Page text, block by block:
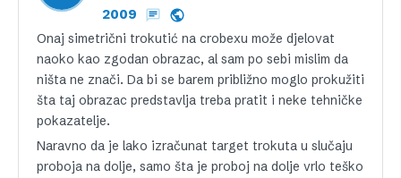
2009
Onaj simetrični trokutić na crobexu može djelovat
naoko kao zgodan obrazac, al sam po sebi mislim da
ništa ne znači. Da bi se barem približno moglo prokužiti
šta taj obrazac predstavlja treba pratit i neke tehničke
pokazatelje.
Naravno da je lako izračunat target trokuta u slučaju
proboja na dolje, samo šta je proboj na dolje vrlo teško